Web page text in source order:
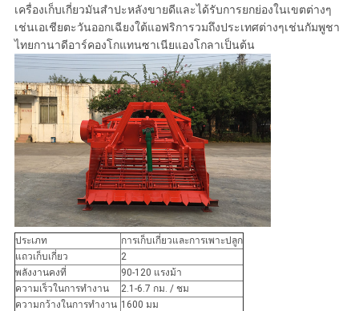
เครื่องเก็บเกี่ยวมันสำปะหลังขายดีและได้รับการยกย่องในเขตต่างๆ
เช่นเอเชียตะวันออกเฉียงใต้แอฟริการวมถึงประเทศต่างๆเช่นกัมพูชา
ไทยกานาดีอาร์คองโกแทนซาเนียแองโกลาเป็นต้น
ประเภท
การเก็บเกี่ยวและการเพาะปลูก
แถวเก็บเกี่ยว
2
พลังงานคงที่
90-120 แรงม้า
ความเร็วในการทำงาน
2.1-6.7 กม. / ชม
ความกว้างในการทำงาน 1600 มม